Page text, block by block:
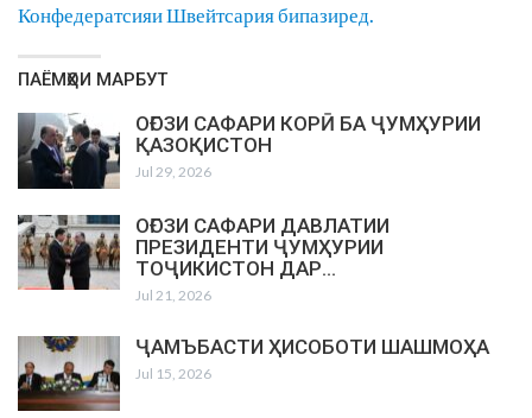
Конфедератсияи Швейтсария бипазиред.
ПАЁМҲОИ МАРБУТ
ОҒОЗИ САФАРИ КОРӢ БА ҶУМҲУРИИ
ҚАЗОҚИСТОН
Jul 29, 2026
ОҒОЗИ САФАРИ ДАВЛАТИИ
ПРЕЗИДЕНТИ ҶУМҲУРИИ
ТОҶИКИСТОН ДАР…
Jul 21, 2026
ҶАМЪБАСТИ ҲИСОБОТИ ШАШМОҲА
Jul 15, 2026